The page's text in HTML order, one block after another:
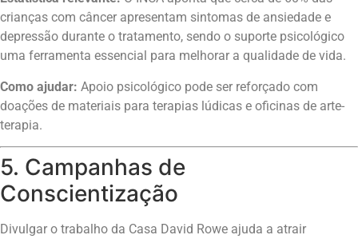
crianças com câncer apresentam sintomas de ansiedade e
depressão durante o tratamento, sendo o suporte psicológico
uma ferramenta essencial para melhorar a qualidade de vida.
Como ajudar: Apoio psicológico pode ser reforçado com
doações de materiais para terapias lúdicas e oficinas de arte-
terapia.
5. Campanhas de
Conscientização
Divulgar o trabalho da Casa David Rowe ajuda a atrair